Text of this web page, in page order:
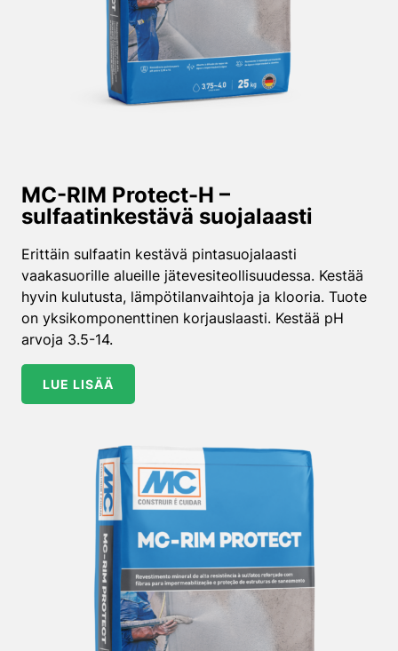
MC-RIM Protect-H –
sulfaatinkestävä suojalaasti
Erittäin sulfaatin kestävä pintasuojalaasti
vaakasuorille alueille jätevesiteollisuudessa. Kestää
hyvin kulutusta, lämpötilanvaihtoja ja klooria. Tuote
on yksikomponenttinen korjauslaasti. Kestää pH
arvoja 3.5-14.
LUE LISÄÄ